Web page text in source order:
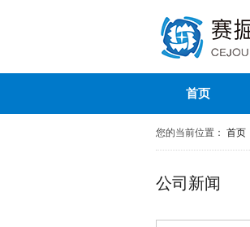
首页
您的当前位置： 首页
公司新闻